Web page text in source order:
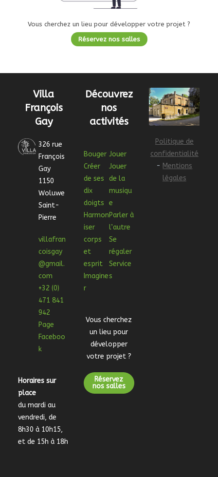
Vous cherchez un lieu pour développer votre projet ?
Réservez nos salles
Villa
François
Gay
326 rue
François
Gay
1150
Woluwe
Saint-
Pierre
villafran
coisgay
@gmail.
com
+32 (0)
471 841
942
Page
Faceboo
k
Horaires sur
place
du mardi au
vendredi, de
8h30 à 10h15,
et de 15h à 18h
Découvrez
nos
activités
Bouger
Créer
de ses
dix
doigts
Harmon
iser
corps
et
esprit
Imagine
r
Jouer
Jouer
de la
musiqu
e
Parler à
l’autre
Se
régaler
Service
s
Vous cherchez
un lieu pour
développer
votre projet ?
Réservez
nos salles
Politique de
confidentialité
- Mentions
légales